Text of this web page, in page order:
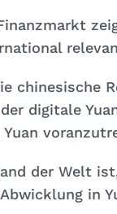
chinesische
digitale
der Welt
in